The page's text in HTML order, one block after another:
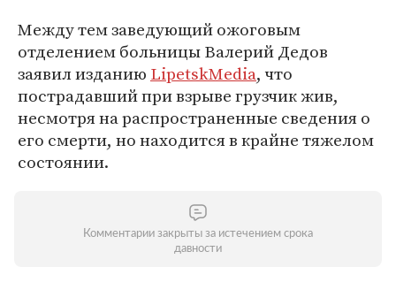
Между тем заведующий ожоговым
отделением больницы Валерий Дедов
заявил изданию LipetskMedia, что
пострадавший при взрыве грузчик жив,
несмотря на распространенные сведения о
его смерти, но находится в крайне тяжелом
состоянии.
Комментарии закрыты за истечением срока
давности